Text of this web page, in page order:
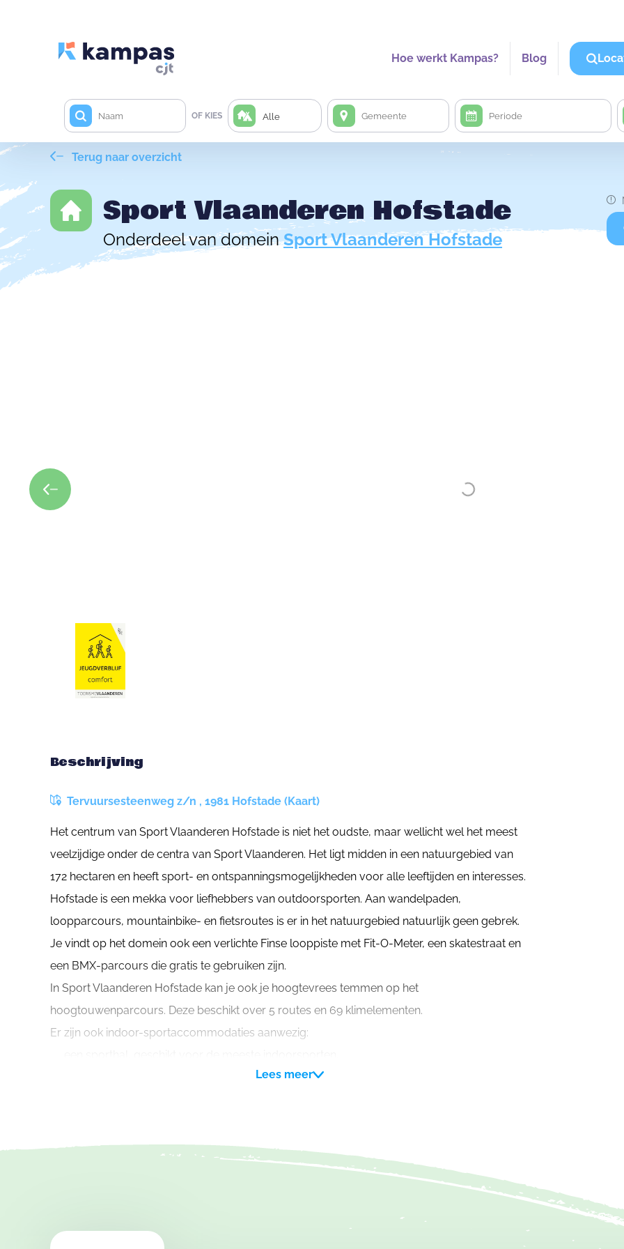
Hoe werkt Kampas? Blog
OF KIES Alle
Terug naar overzicht
Sport Vlaanderen Hofstade
Onderdeel van domeinSport Vlaanderen Hofstade
Beschrijving
Tervuursesteenweg z/n , 1981 Hofstade (Kaart)
Het centrum van Sport Vlaanderen Hofstade is niet het oudste, maar wellicht wel het meest
veelzijdige onder de centra van Sport Vlaanderen. Het ligt midden in een natuurgebied van
172 hectaren en heeft sport- en ontspanningsmogelijkheden voor alle leeftijden en interesses.
Hofstade is een mekka voor liefhebbers van outdoorsporten. Aan wandelpaden,
loopparcours, mountainbike- en fietsroutes is er in het natuurgebied natuurlijk geen gebrek.
Je vindt op het domein ook een verlichte Finse looppiste met Fit-O-Meter, een skatestraat en
een BMX-parcours die gratis te gebruiken zijn.
In Sport Vlaanderen Hofstade kan je ook je hoogtevrees temmen op het
hoogtouwenparcours. Deze beschikt over 5 routes en 69 klimelementen.
Er zijn ook indoor-sportaccommodaties aanwezig:
een gymnastiekhal, met olympische vloer, trampolinebaan, tumblingbaan en toestelzone.
Op het domein is ook een boogschietstand, een omnisportterrein, een polyvalent grasveld
en een klimmuur beschikbaar. Deze kunnen enkel gebruikt worden door groepen onder
meter lange strandzone, er zijn 2 speeltuinen voor de kleinsten aanwezig en je kan voor een
Lees meer